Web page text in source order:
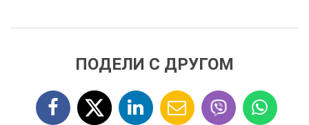
ПОДЕЛИ С ДРУГОМ